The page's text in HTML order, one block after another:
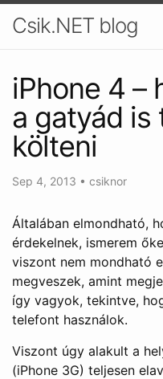
Csik.NET blog
iPhone 4 –
a gatyád is
költeni
Sep 4, 2013 • csiknor
Általában elmondható,
érdekelnek, ismerem
viszont nem mondható
megveszek, amint
így vagyok, tekintve,
telefont használok.
Viszont úgy alakult a
(iPhone 3G) teljesen